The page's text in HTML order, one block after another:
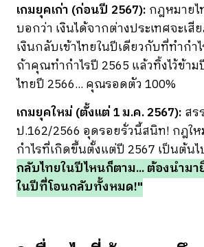
เกมยุคเก่า (ก่อนปี 2567): กฎหมายไ
บอกว่า เงินได้จากต่างประเทศจะเ
เงินกลับเข้าไทยในปีเดียวกับที่ทำกำ
ถ้าคุณทำกำไรปี 2565 แล้วทิ้งไว้ข้า
ไทยปี 2566... คุณรอดตัว 100%
เกมยุคใหม่ (ตั้งแต่ 1 ม.ค. 2567): สร
ป.162/2566 อุดรอยรั่วนี้สนิท! กฎให
กำไรที่เกิดขึ้นตั้งแต่ปี 2567 เป็นต้นไ
กลับไทยในปีไหนก็ตาม... ต้องนำม
ในปีที่โอนกลับทั้งหมด!"